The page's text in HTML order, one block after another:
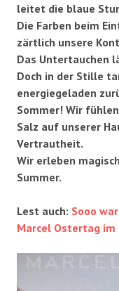
leitet die blaue
Die Farben beim
zärtlich unsere
Das Untertauchen
Doch in der Stille
energiegeladen
Sommer! Wir
Salz auf unserer
Vertrautheit.
Wir erleben
Summer.
Lest auch: Sooo
Marcel Ostertag